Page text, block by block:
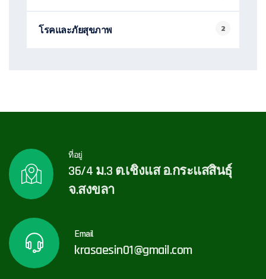
โรคและภัยสุขภาพ 2
ที่อยู่
36/4 ม.3 ต.เชิงแส อ.กระแสสินธุ์
จ.สงขลา
Email
krasaesin01@gmail.com